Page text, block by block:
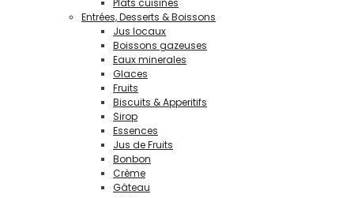
Entrées, Desserts & Boissons
Jus locaux
Boissons gazeuses
Eaux minerales
Glaces
Fruits
Biscuits & Apperitifs
Sirop
Essences
Jus de Fruits
Bonbon
Crème
Gâteau